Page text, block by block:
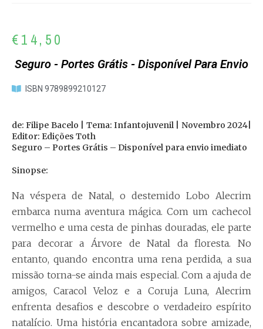
€14,50
Seguro - Portes Grátis - Disponível Para Envio
ISBN 9789899210127
de: Filipe Bacelo | Tema: Infantojuvenil | Novembro 2024|
Editor: Edições Toth
Seguro – Portes Grátis – Disponível para envio imediato
Sinopse:
Na véspera de Natal, o destemido Lobo Alecrim
embarca numa aventura mágica. Com um cachecol
vermelho e uma cesta de pinhas douradas, ele parte
para decorar a Árvore de Natal da floresta. No
entanto, quando encontra uma rena perdida, a sua
missão torna-se ainda mais especial. Com a ajuda de
amigos, Caracol Veloz e a Coruja Luna, Alecrim
enfrenta desafios e descobre o verdadeiro espírito
natalício. Uma história encantadora sobre amizade,